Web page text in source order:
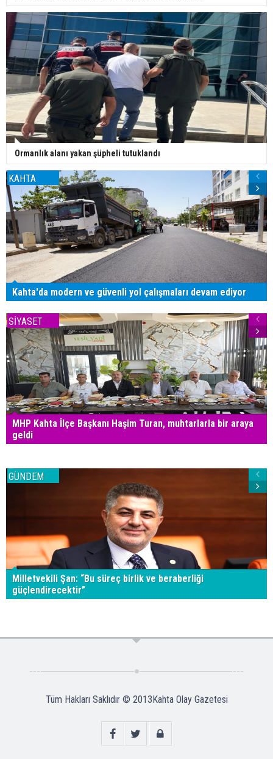
Ormanlık alanı yakan şüpheli tutuklandı
KAHTA
Kahta'da modern ve güvenli yol çalışmaları devam ediyor
SİYASET
MHP Kahta İlçe Başkanı Haşim Turan, muhtarlarla bir araya
geldi
GÜNDEM
Milletvekili Şan: “Bu süreç birlik ve beraberliği
güçlendirecektir”
Tüm Hakları Saklıdır © 2013 Kahta Olay Gazetesi